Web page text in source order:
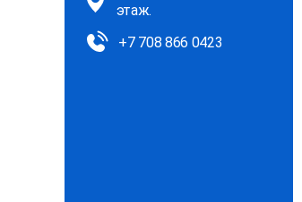
этаж.
+7 708 866 0423